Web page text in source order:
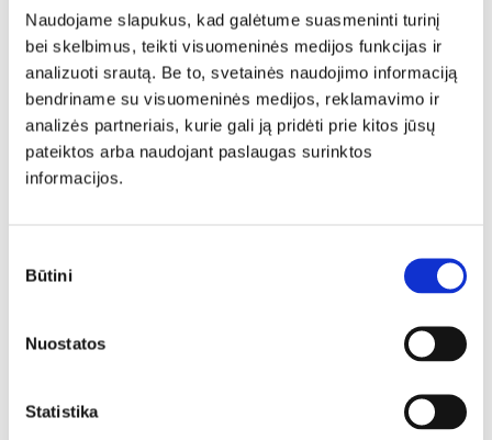
Naudojame slapukus, kad galėtume suasmeninti turinį
bei skelbimus, teikti visuomeninės medijos funkcijas ir
analizuoti srautą. Be to, svetainės naudojimo informaciją
bendriname su visuomeninės medijos, reklamavimo ir
analizės partneriais, kurie gali ją pridėti prie kitos jūsų
pateiktos arba naudojant paslaugas surinktos
informacijos.
pasirinkimas
Būtini
Nuostatos
Statistika
Lenkiški baldai
Madingi svetainės baldai
Kokybiški svetainės baldai
Gražūs svetainės baldai
Lenkiški svetainės baldai
Svetainės baldai
Šiuolaikiniai svetainės baldai
Valgomojo baldai
Valgomojo stalai
Išskleidžiami stalai
Stalai valgomajam
N